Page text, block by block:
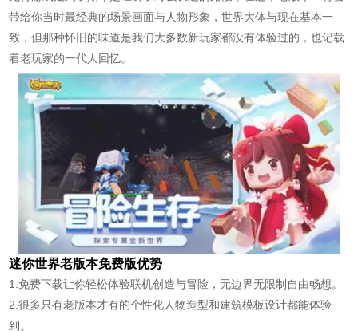
带给你当时最经典的场景画面与人物形象，世界大体与现在基本一
致，但那种怀旧的味道是我们大多数新玩家都没有体验过的，也记载
着老玩家的一代人回忆。
迷你世界老版本免费版优势
1.免费下载让你轻松体验联机创造与冒险，无边界无限制自由畅想。
2.很多只有老版本才有的个性化人物造型和建筑模板设计都能体验
到。